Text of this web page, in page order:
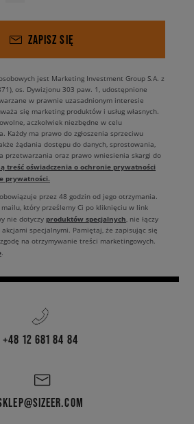
ZAPISZ SIĘ
jest Marketing Investment Group S.A. z
os. Dywizjonu 303 paw. 1, udostępnione
w prawnie uzasadnionym interesie
się marketing produktów i usług własnych.
aczkolwiek niezbędne w celu
Każdy ma prawo do zgłoszenia sprzeciwu
żądania dostępu do danych, sprostowania,
przetwarzania oraz prawo wniesienia skargi do
treść oświadczenia o ochronie prywatności
prywatności.
przez 48 godzin od jego otrzymania.
który prześlemy Ci po kliknięciu w link
nie dotyczy produktów specjalnych, nie łączy
specjalnymi. Pamiętaj, że zapisując się
na otrzymywanie treści marketingowych.
.
+48 12 681 84 84